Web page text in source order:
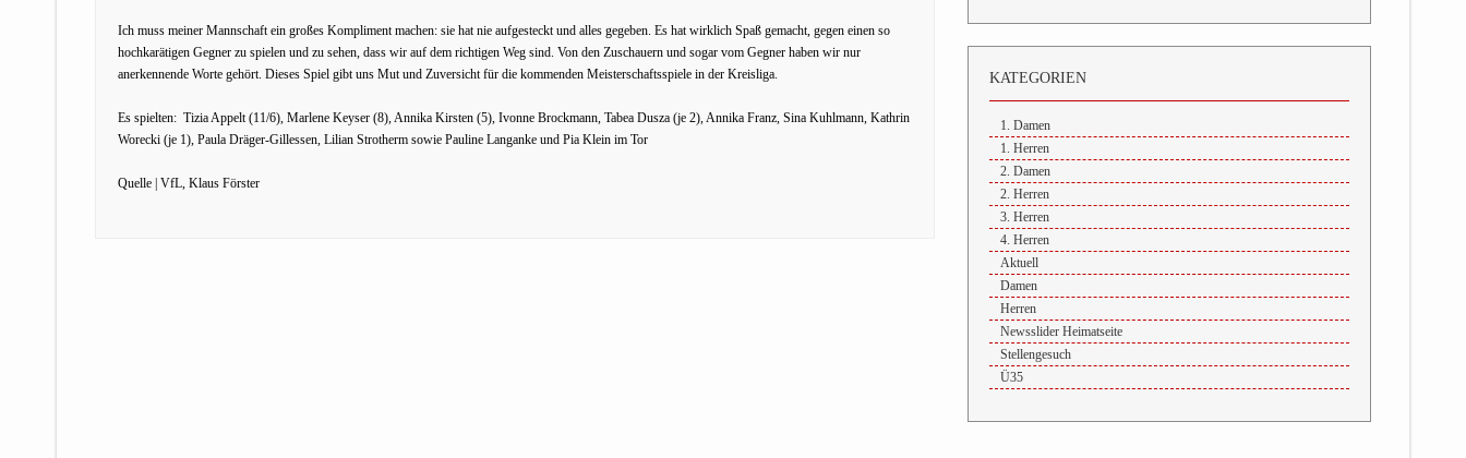
Ich muss meiner Mannschaft ein großes Kompliment machen: sie hat nie aufgesteckt und alles gegeben. Es hat wirklich Spaß gemacht, gegen einen so
hochkarätigen Gegner zu spielen und zu sehen, dass wir auf dem richtigen Weg sind. Von den Zuschauern und sogar vom Gegner haben wir nur
anerkennende Worte gehört. Dieses Spiel gibt uns Mut und Zuversicht für die kommenden Meisterschaftsspiele in der Kreisliga.
Es spielten: Tizia Appelt (11/6), Marlene Keyser (8), Annika Kirsten (5), Ivonne Brockmann, Tabea Dusza (je 2), Annika Franz, Sina Kuhlmann, Kathrin
Worecki (je 1), Paula Dräger-Gillessen, Lilian Strotherm sowie Pauline Langanke und Pia Klein im Tor
Quelle | VfL, Klaus Förster
KATEGORIEN
1. Damen
1. Herren
2. Damen
2. Herren
3. Herren
4. Herren
Aktuell
Damen
Herren
Newsslider Heimatseite
Stellengesuch
Ü35